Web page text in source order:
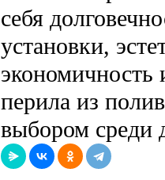
себя
установки,
экономичность
перила из
выбором среди